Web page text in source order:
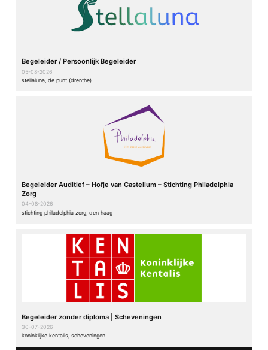
Begeleider / Persoonlijk Begeleider
05-08-2026
stellaluna, de punt (drenthe)
Begeleider Auditief – Hofje van Castellum – Stichting Philadelphia
Zorg
04-08-2026
stichting philadelphia zorg, den haag
Begeleider zonder diploma | Scheveningen
30-07-2026
koninklijke kentalis, scheveningen